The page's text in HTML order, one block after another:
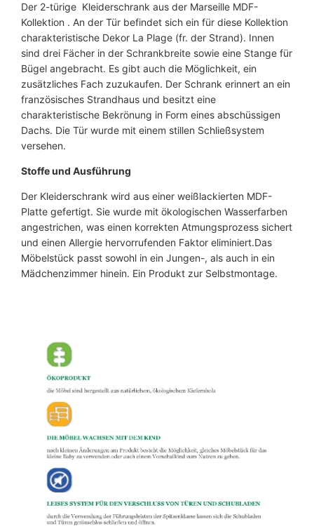
r
s
c
h
r
a
n
k
2
-
ü
r
i
g
-
h
o
Der 2-türige Kleiderschrank aus der Marseille MDF-
Kollektion . An der Tür befindet sich ein für diese Kollektion
charakteristische Dekor La Plage (fr. der Strand). Innen
sind drei Fächer in der Schrankbreite sowie eine Stange für
Bügel angebracht. Es gibt auch die Möglichkeit, ein
zusätzliches Fach zuzukaufen. Der Schrank erinnert an ein
französisches Strandhaus und besitzt eine
charakteristische Bekrönung in Form eines abschüssigen
Dachs. Die Tür wurde mit einem stillen Schließsystem
versehen.
Stoffe und Ausführung
Der Kleiderschrank wird aus einer weißlackierten MDF-
Platte gefertigt. Sie wurde mit ökologischen Wasserfarben
angestrichen, was einen korrekten Atmungsprozess sichert
und einen Allergie hervorrufenden Faktor eliminiert.Das
Möbelstück passt sowohl in ein Jungen-, als auch in ein
Mädchenzimmer hinein. Ein Produkt zur Selbstmontage.